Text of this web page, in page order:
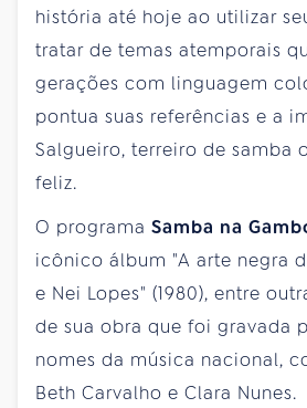
história até hoje ao utilizar
tratar de temas atemporais
gerações com linguagem
pontua suas referências e a
Salgueiro, terreiro de samba
feliz.
O programa Samba na
icônico álbum "A arte negra
e Nei Lopes" (1980), entre
de sua obra que foi gravada
nomes da música nacional,
Beth Carvalho e Clara Nunes.